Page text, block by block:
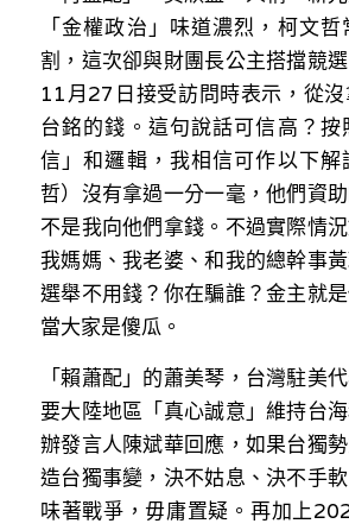
汪明欣專欄
張美雄專欄
莊豪鋒專欄
香港科技專上書院｜專欄
「金權政治」味道濃烈，柯文
割，這次卻與財團長公主搭擋競
11月27日接受訪問時表示，從
台銘的錢。這句說話可信高？
信」和邏輯，我相信可作以下解
哲）沒有拿過一分一毫，他們資
不是我向他們拿錢。不過實際情
我媽媽、我老婆、和我的總幹事
選舉不用錢？你在騙誰？金主就
當大家是傻瓜。
「賴蕭配」的蕭美琴，台灣駐美
要大陸地區「真心誠意」維持台
辦發言人陳斌華回應，如果台獨
造台獨事變，決不姑息、決不手
味著戰爭，毋庸置疑。再加上